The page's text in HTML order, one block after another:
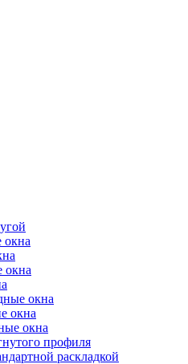
окна
окна
окна
окна
профиля
раскладкой